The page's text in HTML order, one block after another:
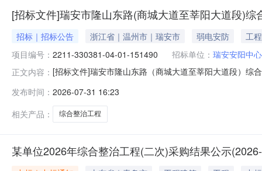
[招标文件]瑞安市隆山东路(商城大道至莘阳大道段)
招标｜招标公告 浙江省｜温州市｜瑞安市 弱电安防
工程
项目编号： 2211-330381-04-01-151490 招标单位： 瑞安安阳中
正文内容： [招标文件]瑞安市隆山东路（商城大道至莘阳大道段）
号:A3300000090004436001001招标人:名称:瑞安安阳
发布时间： 2026-07-31 16:23
相关产品：
综合整治工程
某单位2026年综合整治工程(二次)采购结果公示